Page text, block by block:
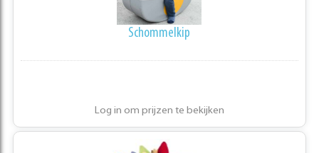
Schommelkip
Log in om prijzen te bekijken